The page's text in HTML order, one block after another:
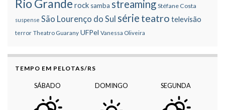
Rio Grande rock samba streaming Stéfane Costa
suspense São Lourenço do Sul série teatro televisão
terror Theatro Guarany UFPel Vanessa Oliveira
TEMPO EM PELOTAS/RS
SÁBADO DOMINGO SEGUNDA